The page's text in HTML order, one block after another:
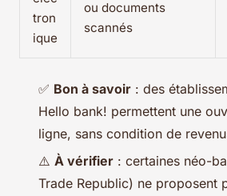
tron
ique
ou documents
scannés
✅ Bon à savoir : des
Hello bank! permettent une
ligne, sans condition de
⚠️ À vérifier : certaines néo-
Trade Republic) ne proposent